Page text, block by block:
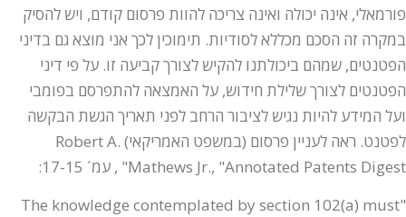
פורמאלי, אינה יכולה ואינה צריכה להוות פרסום קודם, ויש להסיק
במקרה זה הסכם מכללא לסודיות. תימוכין לכך אני מוצא גם בדיני
הפטנטים, שמהם ביכולתנו להקיש לצורך קביעה זו. על פי דיני
הפטנטים לצורך שלילת חידוש, על האמצאה להתפרסם בפומבי
ועל המידע להיות נגיש לציבור הרחב לפני תאריך הגשת הבקשה
לפטנט. ראה לעניין פרסום (במשפט האמריקאי) Robert A.
Mathews Jr., "Annotated Patents Digest" , עמ´ 17-15:
"The knowledge contemplated by section 102(a) must